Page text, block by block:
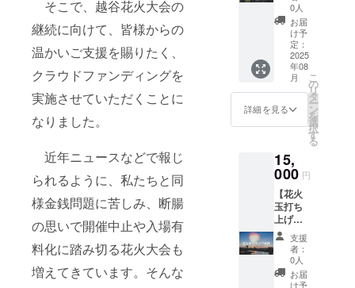
そこで、越谷花火大会の
継続に向けて、皆様からの
温かいご支援を賜りたく、
クラウドファンディングを
実施させていただくことに
なりました。
近年ニュースなどで報じ
られるように、私たちと同
様金銭問題に苦しみ、断腸
の思いで開催中止や入場有
料化に踏み切る花火大会も
増えてきています。そんな
事項：
ご支援
時、必
ず備考
欄に掲
載を希
望され
前をご
記入く
版クラ
ウド
ファン
ディン
グ（ふ
るさと
納税）
とは異
なり、
寄附金
いや想
いを込
めた一
発が、
感動の
瞬間を
演出し
ます。
※このリ
ターン
と同じ
内容に
なりま
す。 ※
特設
ページ
にてお
名前の
掲載を
謝の気
持ちを
込めて
お礼の
メッ
セージ
をお送
りしま
す。 ※※
このリ
ターン
円のリ
ターン
と同じ
内容に
なりま
す。 ※
自治体
版クラ
ウド
ファン
ディン
0人
お届
け予
定：
2025
年08
月
詳細を見る
こ
の
リ
タ
ー
ン
を
選
択
す
る
15,
000 円
【花火
玉打ち
上げ支
援】本
リター
ンは、
花火大
会当
支援
者：
0人
お届
け予